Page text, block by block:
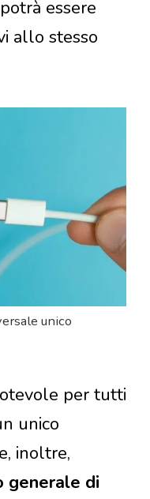
essere
allo stesso
unico
per tutti
unico
inoltre,
generale di